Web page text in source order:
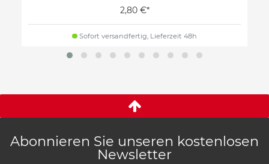
2,80 €*
Sofort versandfertig, Lieferzeit 48h
Abonnieren Sie unseren kostenlosen
Newsletter